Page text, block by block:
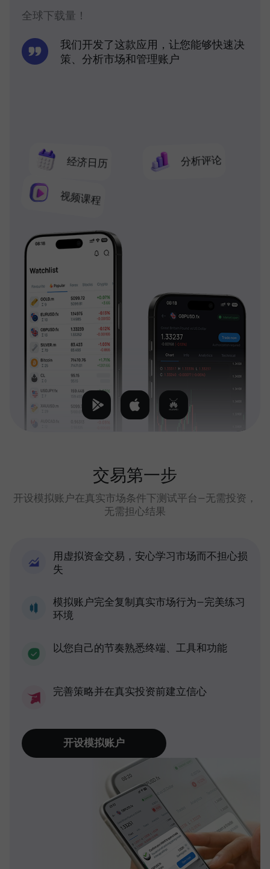
全球下载量！
经济日历 分析评论
视频课程
我们开发了这款应用，让您能够快速决
策、分析市场和管理账户
交易第一步
开设模拟账户在真实市场条件下测试平台—无需投资，
无需担心结果
用虚拟资金交易，安心学习市场而不担心损
失
模拟账户完全复制真实市场行为—完美练习
环境
以您自己的节奏熟悉终端、工具和功能
完善策略并在真实投资前建立信心
开设模拟账户